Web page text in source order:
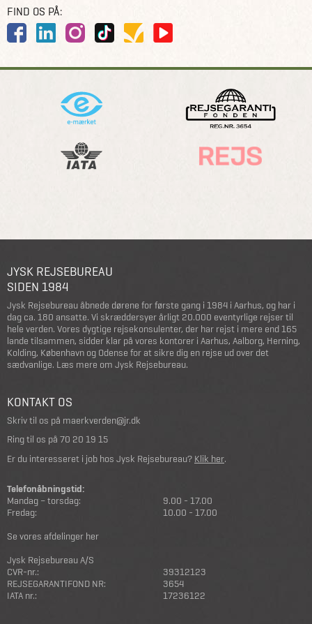
FIND OS PÅ:
JYSK REJSEBUREAU
SIDEN 1984
Jysk Rejsebureau åbnede dørene for første gang i 1984 i Aarhus, og har i
dag ca. 180 ansatte. Vi skræddersyer årligt 20.000 eventyrlige rejser til
hele verden. Vores dygtige rejsekonsulenter, der har rejst i mere end 165
lande tilsammen, sidder klar på vores kontorer i Aarhus, Aalborg, Herning,
Kolding, København og Odense for at sikre dig en rejse ud over det
sædvanlige. Læs mere om Jysk Rejsebureau.
KONTAKT OS
Skriv til os på maerkverden@jr.dk
Ring til os på 70 20 19 15
Er du interesseret i job hos Jysk Rejsebureau? Klik her.
Telefonåbningstid:
Mandag – torsdag:
9.00 - 17.00
Fredag:
10.00 - 17.00
Se vores afdelinger her
Jysk Rejsebureau A/S
CVR-nr.:
39312123
REJSEGARANTIFOND NR:
3654
IATA nr.:
17236122